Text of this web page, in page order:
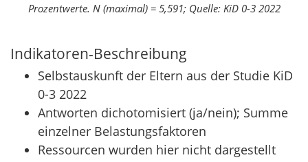
Prozentwerte. N (maximal) = 5,591; Quelle: KiD 0-3 2022
Indikatoren-Beschreibung
Selbstauskunft der Eltern aus der Studie KiD
0-3 2022
Antworten dichotomisiert (ja/nein); Summe
einzelner Belastungsfaktoren
Ressourcen wurden hier nicht dargestellt